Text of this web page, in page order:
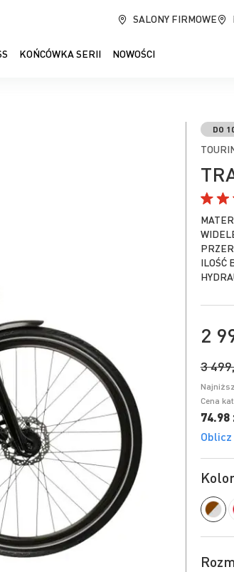
SALONY FIRMOWE
KOŃCÓWKA SERII NOWOŚCI
DO
ILOŚĆ
2
3
Cena
74.98